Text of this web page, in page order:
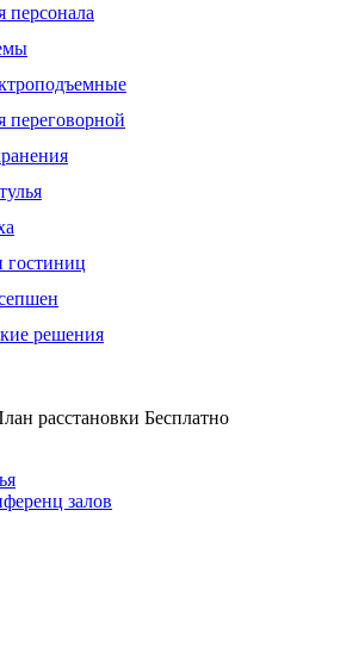
персонала
переговорной
гостиниц
решения
расстановки Бесплатно
залов